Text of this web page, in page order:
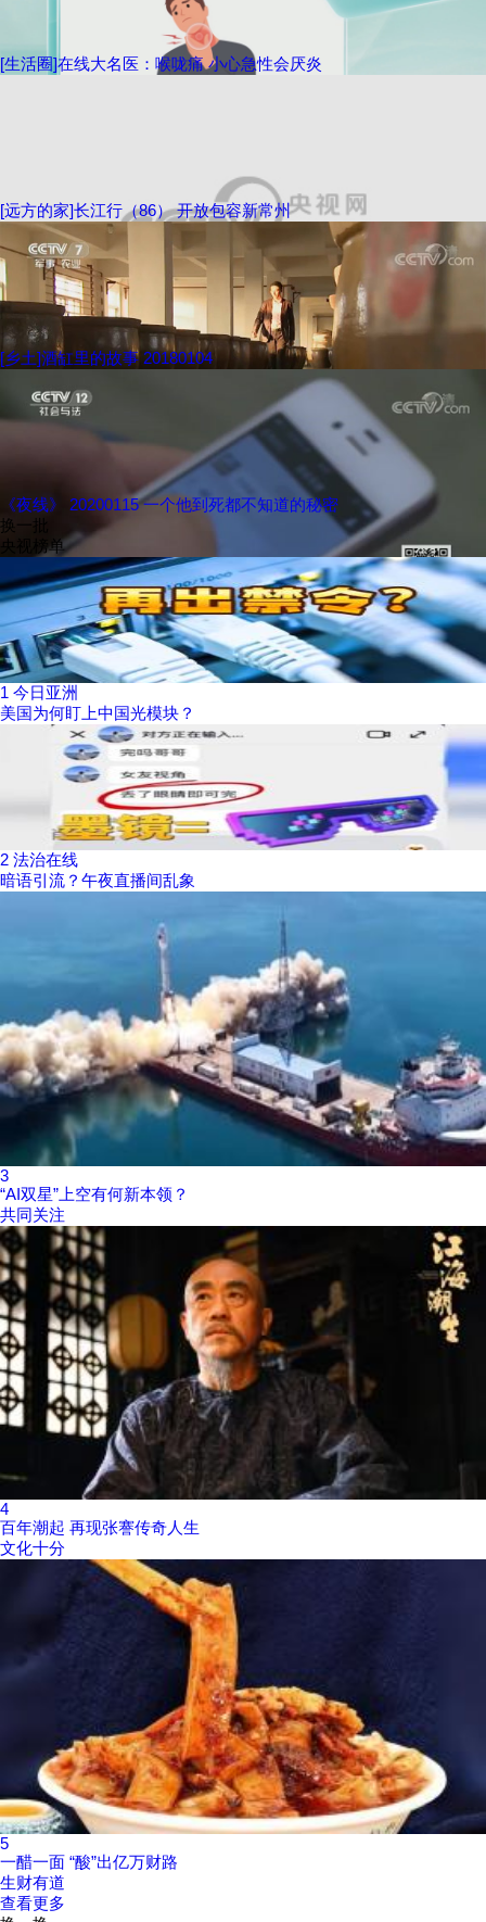
[生活圈]在线大名医：喉咙痛 小心急性会厌炎
[远方的家]长江行（86） 开放包容新常州
[乡土]酒缸里的故事 20180104
《夜线》 20200115 一个他到死都不知道的秘密
换一批
央视榜单
1 今日亚洲
美国为何盯上中国光模块？
2 法治在线
暗语引流？午夜直播间乱象
3
“AI双星”上空有何新本领？
共同关注
4
百年潮起 再现张謇传奇人生
文化十分
5
一醋一面 “酸”出亿万财路
生财有道
查看更多